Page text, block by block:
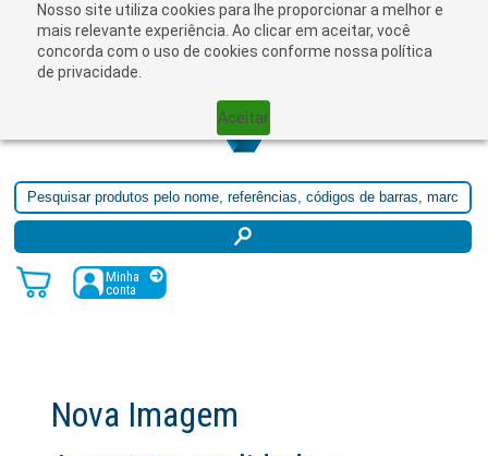
Nosso site utiliza cookies para lhe proporcionar a melhor e
mais relevante experiência. Ao clicar em aceitar, você
concorda com o uso de cookies conforme nossa política
de privacidade.
Aceitar
Minha
conta